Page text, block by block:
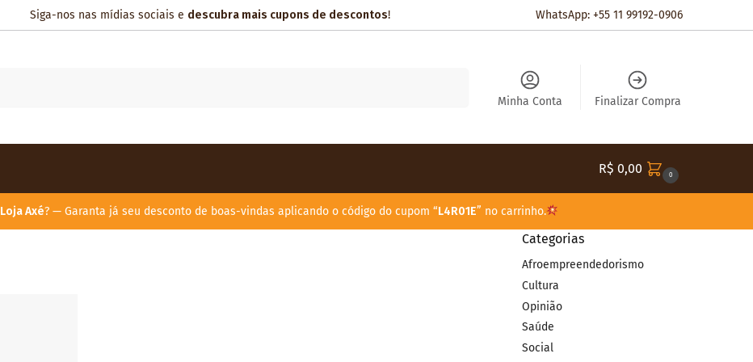
Siga-nos nas mídias sociais e descubra mais cupons de descontos! WhatsApp: +55 11 99192-0906
Minha Conta Finalizar Compra
R$ 0,00 0
Loja Axé? — Garanta já seu desconto de boas-vindas aplicando o código do cupom “L4R01E” no carrinho.
Categorias
Afroempreendedorismo
Cultura
Opinião
Saúde
Social